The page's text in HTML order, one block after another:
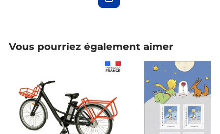
Vous pourriez également aimer
Prix 7,50€